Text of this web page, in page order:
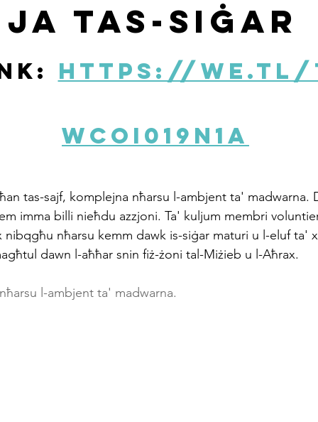
tas-Siġar
https://we.tl/
wcOI019N1A
tas-sajf, komplejna nħarsu l-ambjent ta' madwarna.
imma billi nieħdu azzjoni. Ta' kuljum membri
nibqgħu nħarsu kemm dawk is-siġar maturi u l-eluf ta'
dawn l-aħħar snin fiż-żoni tal-Miżieb u l-Aħrax.
l-ambjent ta' madwarna.